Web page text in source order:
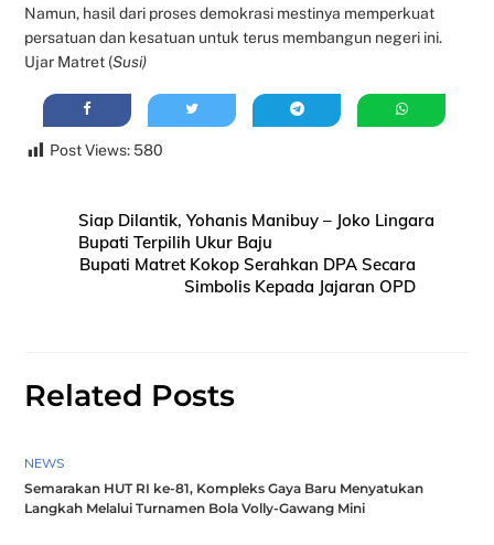
Namun, hasil dari proses demokrasi mestinya memperkuat
persatuan dan kesatuan untuk terus membangun negeri ini.
Ujar Matret (Susi)
Post Views: 580
Siap Dilantik, Yohanis Manibuy – Joko Lingara
Bupati Terpilih Ukur Baju
Bupati Matret Kokop Serahkan DPA Secara
Simbolis Kepada Jajaran OPD
Related Posts
NEWS
Semarakan HUT RI ke-81, Kompleks Gaya Baru Menyatukan
Langkah Melalui Turnamen Bola Volly-Gawang Mini